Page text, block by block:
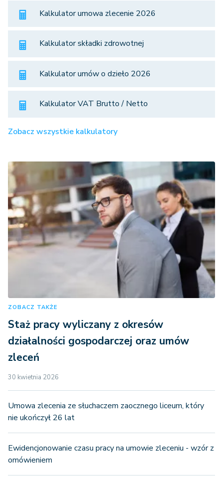
Kalkulator umowa zlecenie 2026
Kalkulator składki zdrowotnej
Kalkulator umów o dzieło 2026
Kalkulator VAT Brutto / Netto
Zobacz wszystkie kalkulatory
ZOBACZ TAKŻE
Staż pracy wyliczany z okresów
działalności gospodarczej oraz umów
zleceń
30 kwietnia 2026
Umowa zlecenia ze słuchaczem zaocznego liceum, który
nie ukończył 26 lat
Ewidencjonowanie czasu pracy na umowie zleceniu - wzór z
omówieniem